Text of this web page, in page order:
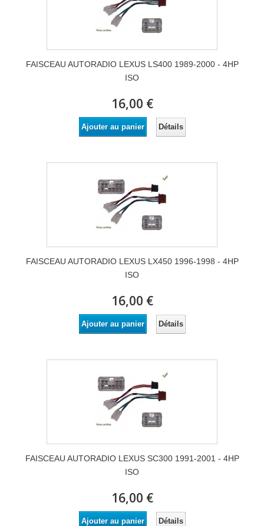
FAISCEAU AUTORADIO LEXUS LS400 1989-2000 - 4HP
ISO
16,00 €
Ajouter au panier Détails
FAISCEAU AUTORADIO LEXUS LX450 1996-1998 - 4HP
ISO
16,00 €
Ajouter au panier Détails
FAISCEAU AUTORADIO LEXUS SC300 1991-2001 - 4HP
ISO
16,00 €
Ajouter au panier Détails